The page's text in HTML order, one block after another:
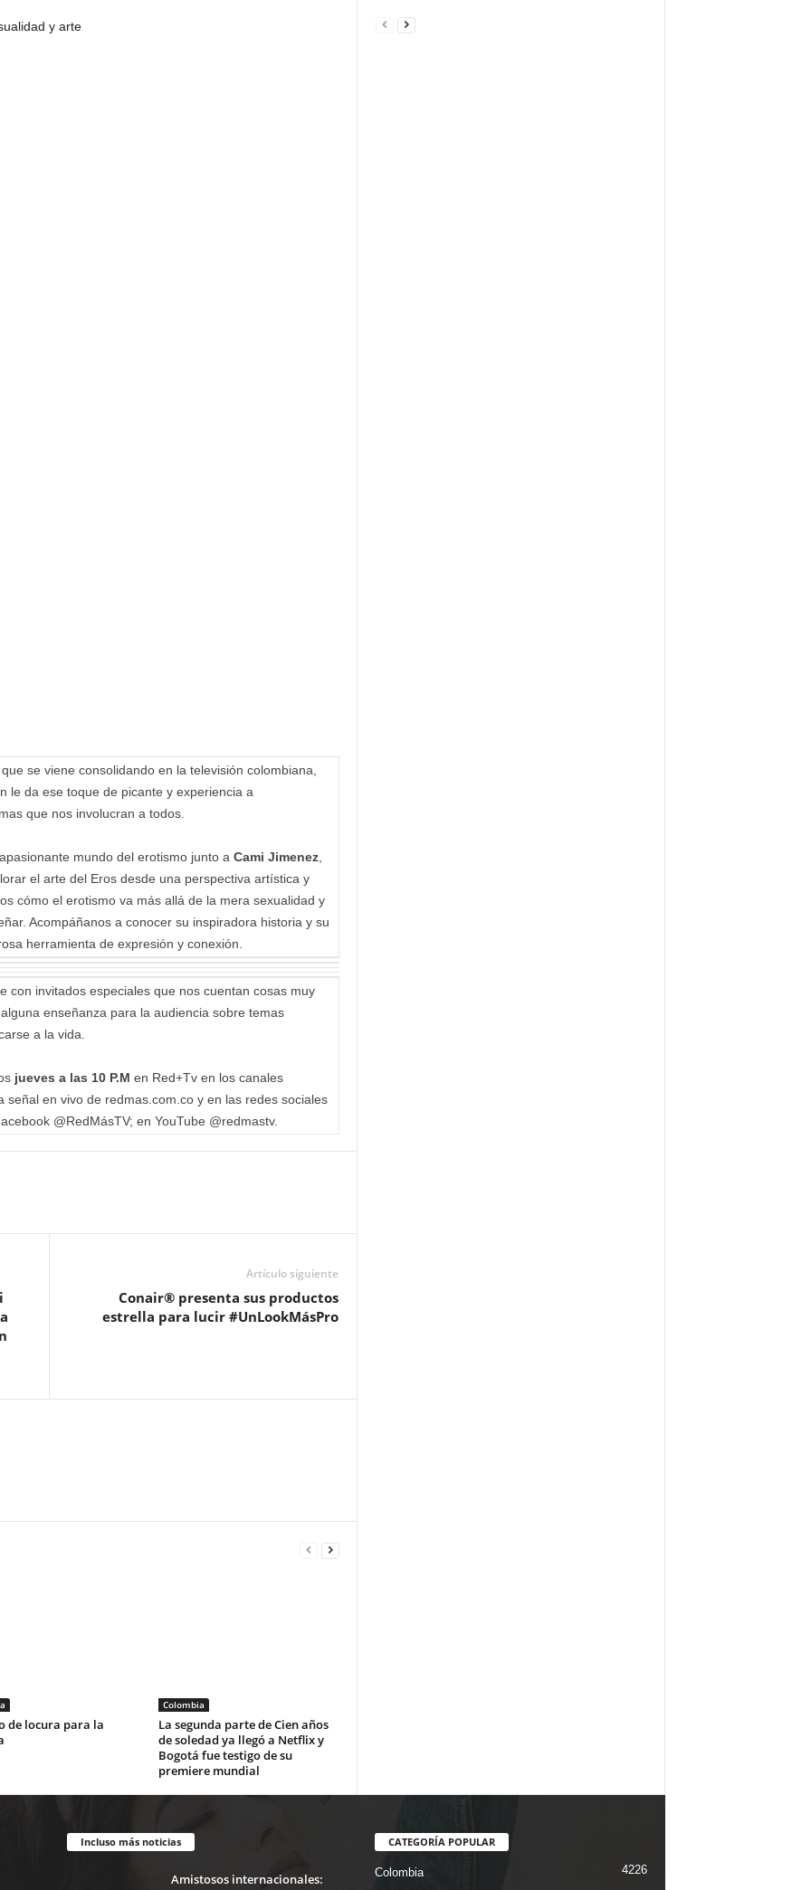
y arte
se viene consolidando en la televisión colombiana,
le da ese toque de picante y experiencia a
que nos involucran a todos.
mundo del erotismo junto a Cami Jimenez,
el arte del Eros desde una perspectiva artística y
cómo el erotismo va más allá de la mera sexualidad y
Acompáñanos a conocer su inspiradora historia y su
herramienta de expresión y conexión.
con invitados especiales que nos cuentan cosas muy
enseñanza para la audiencia sobre temas
a la vida.
jueves a las 10 P.M en Red+Tv en los canales
señal en vivo de redmas.com.co y en las redes sociales
@RedMásTV; en YouTube @redmastv.
Artículo siguiente
Conair® presenta sus productos
estrella para lucir #UnLookMásPro
de locura para la
Colombia
La segunda parte de Cien años
de soledad ya llegó a Netflix y
Bogotá fue testigo de su
premiere mundial
Incluso más noticias
Amistosos internacionales:
CATEGORÍA POPULAR
Colombia 4226